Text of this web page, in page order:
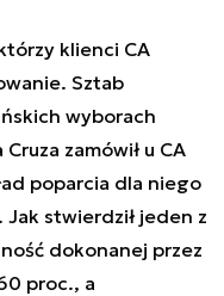
klienci CA
Sztab
wyborach
zamówił u CA
poparcia dla niego
stwierdził jeden z
dokonanej przez
proc., a